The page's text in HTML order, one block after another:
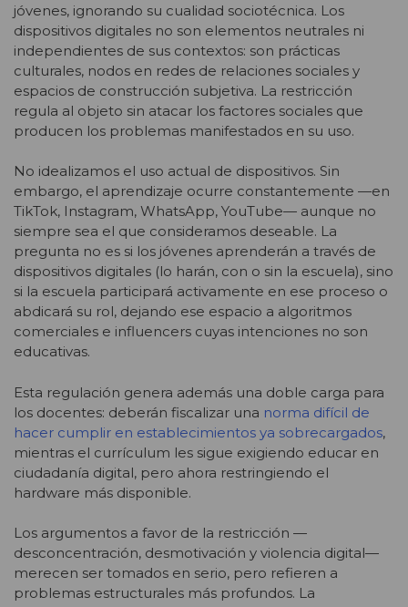
jóvenes, ignorando su cualidad sociotécnica. Los
dispositivos digitales no son elementos neutrales ni
independientes de sus contextos: son prácticas
culturales, nodos en redes de relaciones sociales y
espacios de construcción subjetiva. La restricción
regula al objeto sin atacar los factores sociales que
producen los problemas manifestados en su uso.
No idealizamos el uso actual de dispositivos. Sin
embargo, el aprendizaje ocurre constantemente —en
TikTok, Instagram, WhatsApp, YouTube— aunque no
siempre sea el que consideramos deseable. La
pregunta no es si los jóvenes aprenderán a través de
dispositivos digitales (lo harán, con o sin la escuela), sino
si la escuela participará activamente en ese proceso o
abdicará su rol, dejando ese espacio a algoritmos
comerciales e influencers cuyas intenciones no son
educativas.
Esta regulación genera además una doble carga para
los docentes: deberán fiscalizar una norma difícil de
hacer cumplir en establecimientos ya sobrecargados,
mientras el currículum les sigue exigiendo educar en
ciudadanía digital, pero ahora restringiendo el
hardware más disponible.
Los argumentos a favor de la restricción —
desconcentración, desmotivación y violencia digital—
merecen ser tomados en serio, pero refieren a
problemas estructurales más profundos. La